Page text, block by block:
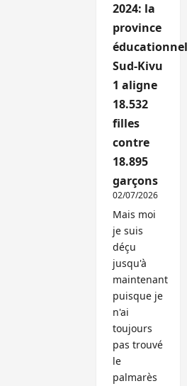
2024: la
province
Sud-Kivu
1 aligne
18.532
filles
contre
18.895
garçons
02/07/2026
Mais moi
je suis
déçu
jusqu'à
maintenant
puisque je
n'ai
toujours
pas trouvé
le
palmarès